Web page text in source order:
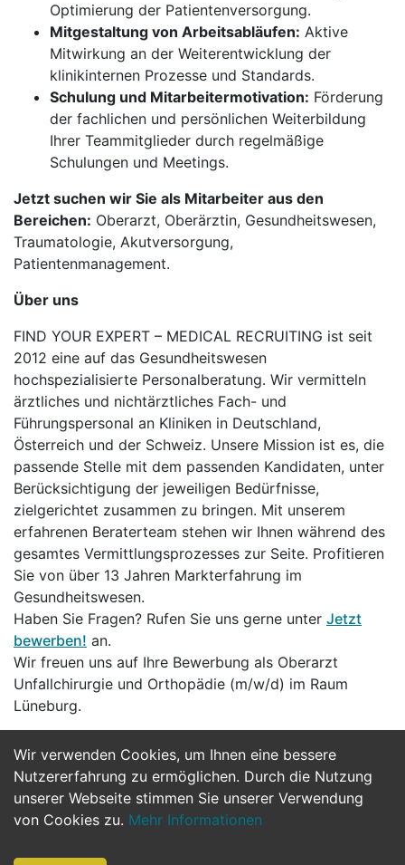
Wir verwenden Cookies, um Ihnen eine bessere
Nutzererfahrung zu ermöglichen. Durch die Nutzung
unserer Webseite stimmen Sie unserer Verwendung
von Cookies zu. Mehr Informationen
Optimierung der Patientenversorgung.
Mitgestaltung von Arbeitsabläufen: Aktive
Mitwirkung an der Weiterentwicklung der
klinikinternen Prozesse und Standards.
Schulung und Mitarbeitermotivation: Förderung
der fachlichen und persönlichen Weiterbildung
Ihrer Teammitglieder durch regelmäßige
Schulungen und Meetings.
Jetzt suchen wir Sie als Mitarbeiter aus den
Bereichen: Oberarzt, Oberärztin, Gesundheitswesen,
Traumatologie, Akutversorgung,
Patientenmanagement.
Über uns
FIND YOUR EXPERT – MEDICAL RECRUITING ist seit
2012 eine auf das Gesundheitswesen
hochspezialisierte Personalberatung. Wir vermitteln
ärztliches und nichtärztliches Fach- und
Führungspersonal an Kliniken in Deutschland,
Österreich und der Schweiz. Unsere Mission ist es, die
passende Stelle mit dem passenden Kandidaten, unter
Berücksichtigung der jeweiligen Bedürfnisse,
zielgerichtet zusammen zu bringen. Mit unserem
erfahrenen Beraterteam stehen wir Ihnen während des
gesamtes Vermittlungsprozesses zur Seite. Profitieren
Sie von über 13 Jahren Markterfahrung im
Gesundheitswesen.
Haben Sie Fragen? Rufen Sie uns gerne unter Jetzt
bewerben! an.
Wir freuen uns auf Ihre Bewerbung als Oberarzt
Unfallchirurgie und Orthopädie (m/w/d) im Raum
Lüneburg.
Jetzt Bewerben